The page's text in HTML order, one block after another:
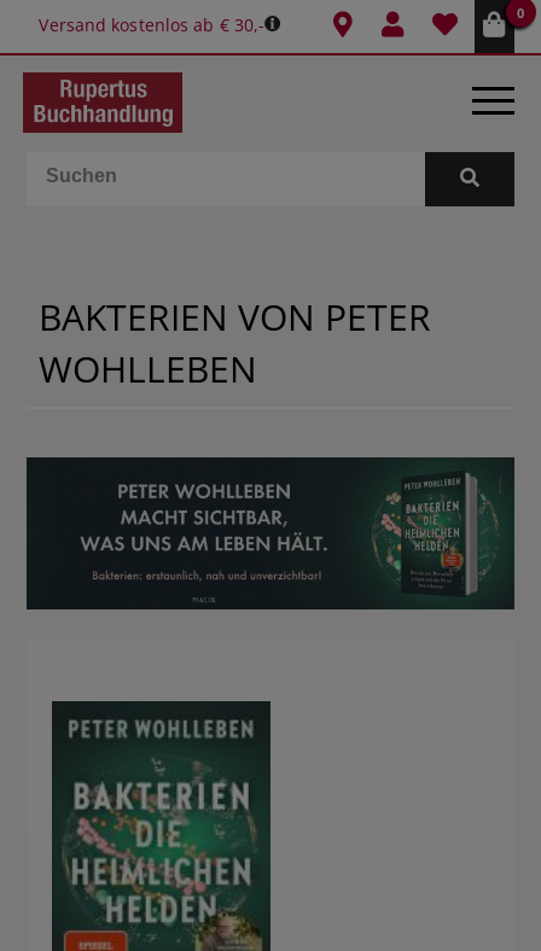
Versand kostenlos ab € 30,-
0
BÜCHER
SPIELE
GESCHENKIDEEN & MEHR
SCHULE & BÜRO
BUCHTIPPS
BAKTERIEN VON PETER
WOHLLEBEN